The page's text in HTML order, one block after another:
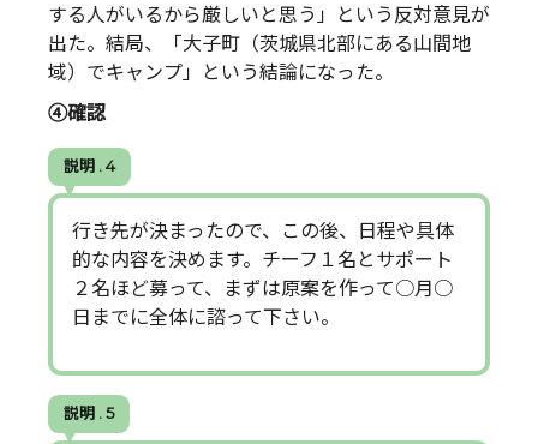
する人がいるから厳しいと思う」という反対意見が
出た。結局、「大子町（茨城県北部にある山間地
域）でキャンプ」という結論になった。
④確認
説明 . 4
行き先が決まったので、この後、日程や具体
的な内容を決めます。チーフ１名とサポート
２名ほど募って、まずは原案を作って○月○
日までに全体に諮って下さい。
説明 . 5